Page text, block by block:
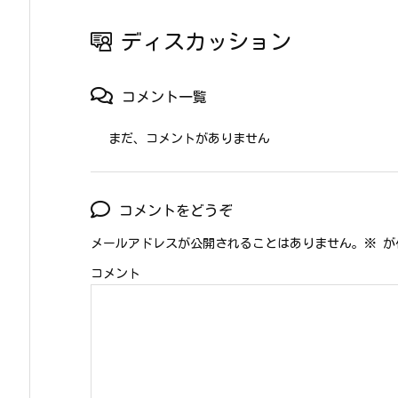
ディスカッション
コメント一覧
まだ、コメントがありません
コメントをどうぞ
メールアドレスが公開されることはありません。 ※ が
コメント